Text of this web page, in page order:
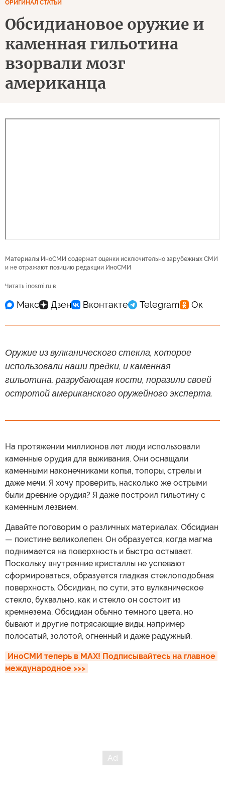
ОРИГИНАЛ СТАТЬИ
Обсидиановое оружие и
каменная гильотина
взорвали мозг
американца
Материалы ИноСМИ содержат оценки исключительно зарубежных СМИ
и не отражают позицию редакции ИноСМИ
Читать inosmi.ru в
Оружие из вулканического стекла, которое
использовали наши предки, и каменная
гильотина, разрубающая кости, поразили своей
остротой американского оружейного эксперта.
На протяжении миллионов лет люди использовали
каменные орудия для выживания. Они оснащали
каменными наконечниками копья, топоры, стрелы и
даже мечи. Я хочу проверить, насколько же острыми
были древние орудия? Я даже построил гильотину с
каменным лезвием.
Давайте поговорим о различных материалах. Обсидиан
— поистине великолепен. Он образуется, когда магма
поднимается на поверхность и быстро остывает.
Поскольку внутренние кристаллы не успевают
сформироваться, образуется гладкая стеклоподобная
поверхность. Обсидиан, по сути, это вулканическое
стекло, буквально, как и стекло он состоит из
кремнезема. Обсидиан обычно темного цвета, но
бывают и другие потрясающие виды, например
полосатый, золотой, огненный и даже радужный.
ИноСМИ теперь в MAX! Подписывайтесь на главное
международное >>>